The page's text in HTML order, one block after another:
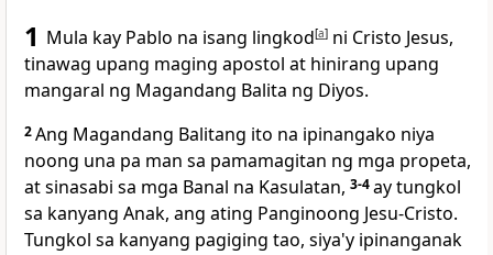
1 Mula kay Pablo na isang lingkod[a] ni Cristo Jesus,
tinawag upang maging apostol at hinirang upang
mangaral ng Magandang Balita ng Diyos.
2Ang Magandang Balitang ito na ipinangako niya
noong una pa man sa pamamagitan ng mga propeta,
at sinasabi sa mga Banal na Kasulatan, 3-4ay tungkol
sa kanyang Anak, ang ating Panginoong Jesu-Cristo.
Tungkol sa kanyang pagiging tao, siya'y ipinanganak